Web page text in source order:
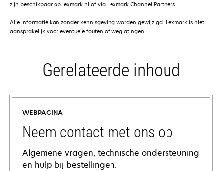
zijn beschikbaar op lexmark.nl of via Lexmark Channel Partners.
Alle informatie kan zonder kennisgeving worden gewijzigd. Lexmark is niet
aansprakelijk voor eventuele fouten of weglatingen.
Gerelateerde inhoud
WEBPAGINA
Neem contact met ons op
Algemene vragen, technische ondersteuning
en hulp bij bestellingen.